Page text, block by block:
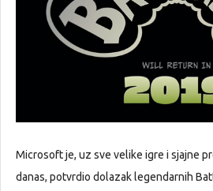
Microsoft je, uz sve velike igre i sjajne
danas, potvrdio dolazak legendarnih